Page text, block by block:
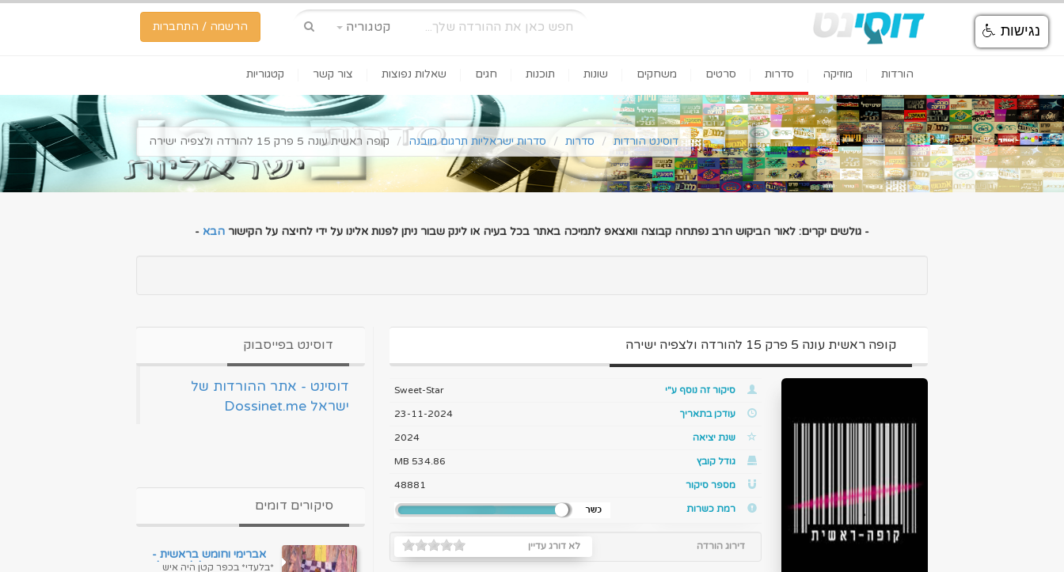
הרשמה / התחברות קטגוריה
הורדות מוזיקה סדרות סרטים משחקים שונות תוכנות חגים שאלות נפוצות צור קשר קטגוריות
דוסינט הורדות סדרות סדרות ישראליות תרגום מובנה קופה ראשית עונה 5 פרק 15 להורדה ולצפיה ישירה
- גולשים יקרים: לאור הביקוש הרב נפתחה קבוצה וואצאפ לתמיכה באתר בכל בעיה או לינק שבור ניתן לפנות אלינו על ידי לחיצה על הקישור הבא -
קופה ראשית עונה 5 פרק 15 להורדה ולצפיה ישירה
סיקור זה נוסף ע"י Sweet-Star
עודכן בתאריך 23-11-2024
שנת יציאה 2024
גודל קובץ 534.86 MB
מספר סיקור 48881
רמת כשרות
לא דורג עדיין דירוג הורדה
דוסינט בפייסבוק
‏דוסינט - אתר ההורדות של
ישראל Dossinet.me‏
סיקורים דומים
אברימי וחומש בראשית -
מופע בובות י לילדים בלעדי
*בלעדי* בכפר קטן היה איש
נגישות